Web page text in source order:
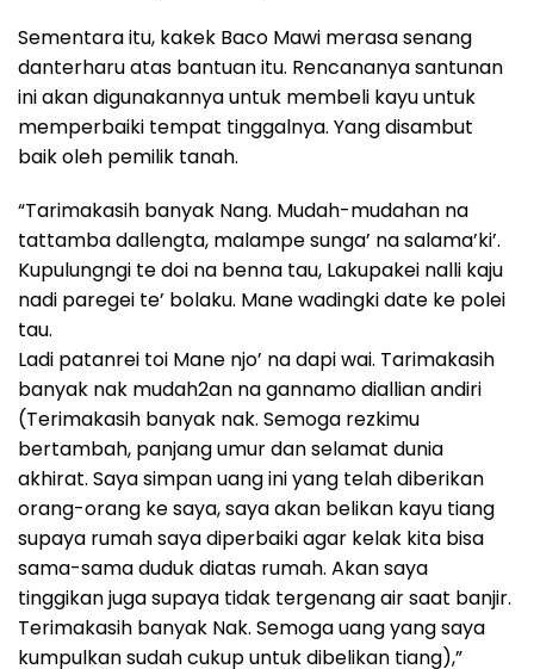
Sementara itu, kakek Baco Mawi merasa senang
danterharu atas bantuan itu. Rencananya santunan
ini akan digunakannya untuk membeli kayu untuk
memperbaiki tempat tinggalnya. Yang disambut
baik oleh pemilik tanah.
“Tarimakasih banyak Nang. Mudah-mudahan na
tattamba dallengta, malampe sunga’ na salama’ki’.
Kupulungngi te doi na benna tau, Lakupakei nalli kaju
nadi paregei te’ bolaku. Mane wadingki date ke polei
tau.
Ladi patanrei toi Mane njo’ na dapi wai. Tarimakasih
banyak nak mudah2an na gannamo diallian andiri
(Terimakasih banyak nak. Semoga rezkimu
bertambah, panjang umur dan selamat dunia
akhirat. Saya simpan uang ini yang telah diberikan
orang-orang ke saya, saya akan belikan kayu tiang
supaya rumah saya diperbaiki agar kelak kita bisa
sama-sama duduk diatas rumah. Akan saya
tinggikan juga supaya tidak tergenang air saat banjir.
Terimakasih banyak Nak. Semoga uang yang saya
kumpulkan sudah cukup untuk dibelikan tiang),”